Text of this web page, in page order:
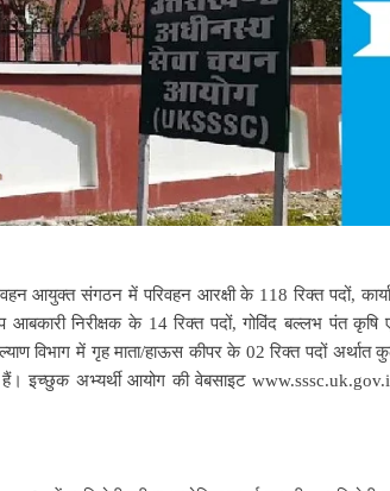
आयुक्त संगठन में परिवहन आरक्षी के 118 रिक्त पदों,
निरीक्षक के 14 रिक्त पदों, गोविंद बल्लभ पंत कृषि
विभाग में गृह माता/हाऊस कीपर के 02 रिक्त पदों अर्थात
इच्छुक अभ्यर्थी आयोग की वेबसाइट